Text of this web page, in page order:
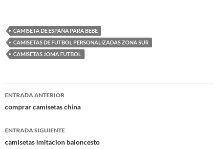
CAMISETA DE ESPAÑA PARA BEBE
CAMISETAS DE FUTBOL PERSONALIZADAS ZONA SUR
CAMISETAS JOMA FUTBOL
Navegación
de
entradas
ENTRADA ANTERIOR
comprar camisetas china
ENTRADA SIGUIENTE
camisetas imitacion baloncesto